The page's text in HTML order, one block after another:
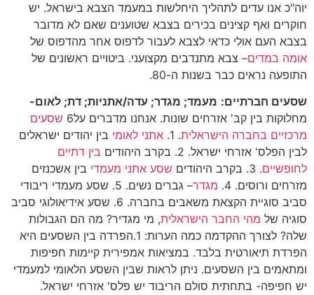
יוה"כ אנו עדים לתהליך היחלשות במעמד הצבא בישראל. יש
חוקרים ואף קצינים בכירים בצבא שטוענים שאם לא מדובר
בצבא העם אולי כדאי לצבא לעבור לדפוס אחר מהדפוס של
אומה במדים– צבא מתנדבים מקצועני. ביטויים ראשונים של
התופעה נראים כבר בשנות ה-80.
שסעים חברתיים: מעמד; מגדר; עדה/אתניות; דת; לאום-
מחלוקות בין קב' אזרחים שונות. אנחנו מדברים על6
שסעים
מרכזיים בחברה הישראלית. 1. אתני לאומי בין יהודים ישראלים
לבין הפלס' אזרחי ישראל. 2. בקרב היהודים
בין דתיים
לחופשיים. 3. בקרב היהודים שסע אתני מעמדי בין אשכנזים
מזרחים ורוסים. 4.
מגדר
– גברים נשים. 5. שסע מעמדי ריבודי
סביב סוגיית הקצאת משאבים בחברה. 6. שסע אידיאולוגי סביב
סוגיה של מהי החבר הישראלית, מי מגדיר? מה הם הגבולות
שלה? לצורך ההקדמה כמה הערות: 1.הפרדה בין השסעים היא
הפרדת תיאורטית בלבד. במציאות אמפירית קיימות חפיפות
ומתאמים בין השסעים. ניתן לראות שבין השסע הלאומי למעמדי
יש חפיפה- בתחתית סולם הריבוד יש פלס' אזרחי ישראל.